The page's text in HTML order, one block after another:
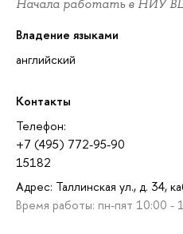
Начала работать в НИУ
Владение языками
английский
Контакты
Телефон:
+7 (495) 772-95-90
15182
Адрес: Таллинская ул., д. 34,
Время работы: пн-пят 10:00 -